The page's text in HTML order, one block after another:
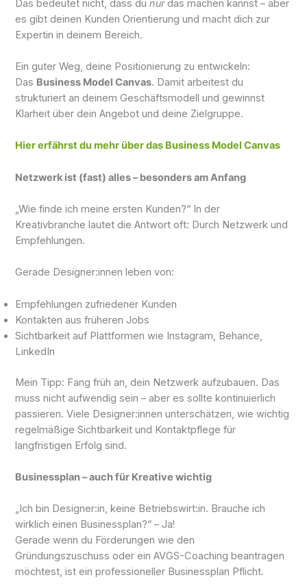
Das bedeutet nicht, dass dunurdas machen kannst – aber
es gibt deinen Kunden Orientierung und macht dich zur
Expertin in deinem Bereich.
Ein guter Weg, deine Positionierung zu entwickeln:
Das Business Model Canvas. Damit arbeitest du
strukturiert an deinem Geschäftsmodell und gewinnst
Klarheit über dein Angebot und deine Zielgruppe.
Hier erfährst du mehr über das Business Model Canvas
Netzwerk ist (fast) alles – besonders am Anfang
„Wie finde ich meine ersten Kunden?“ In der
Kreativbranche lautet die Antwort oft: Durch Netzwerk und
Empfehlungen.
Gerade Designer:innen leben von:
Empfehlungen zufriedener Kunden
Kontakten aus früheren Jobs
Sichtbarkeit auf Plattformen wie Instagram, Behance,
LinkedIn
Mein Tipp: Fang früh an, dein Netzwerk aufzubauen. Das
muss nicht aufwendig sein – aber es sollte kontinuierlich
passieren. Viele Designer:innen unterschätzen, wie wichtig
regelmäßige Sichtbarkeit und Kontaktpflege für
langfristigen Erfolg sind.
Businessplan – auch für Kreative wichtig
„Ich bin Designer:in, keine Betriebswirt:in. Brauche ich
wirklich einen Businessplan?“ – Ja!
Gerade wenn du Förderungen wie den
Gründungszuschuss oder ein AVGS-Coaching beantragen
möchtest, ist ein professioneller Businessplan Pflicht.